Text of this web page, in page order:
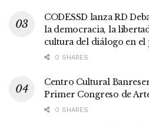
CODESSD lanza RD
la democracia, la
cultura del diálogo en el
0 SHARES
Centro Cultural
Primer Congreso de
0 SHARES